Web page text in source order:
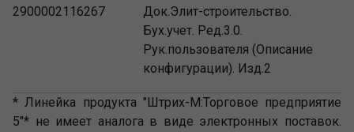
2900002116267
Док.Элит-строительство.
Бух.учет. Ред.3.0.
Рук.пользователя (Описание
конфигурации). Изд.2
* Линейка продукта "Штрих-М:Торговое предприятие
5"* не имеет аналога в виде электронных поставок.